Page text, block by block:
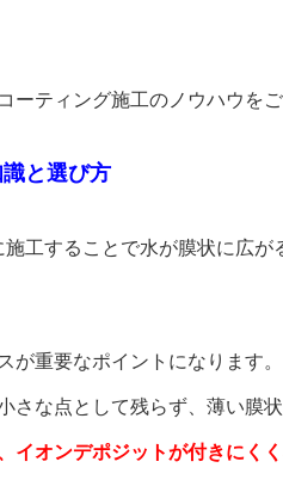
ィング施工のノウハウをご
と選び方
工することで水が膜状に広が
重要なポイントになります。
な点として残らず、薄い膜状
イオンデポジットが付きにく